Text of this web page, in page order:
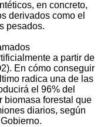
en concreto,
derivados como el
pesados.
a partir de
En cómo conseguir
radica una de las
el 96% del
biomasa forestal que
diarios, según